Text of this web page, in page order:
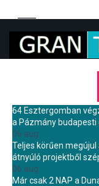
64 Esztergomban
a Pázmány
06 aug.
Teljes körűen
átnyúló projektből
06 aug.
Már csak 2 NAP a